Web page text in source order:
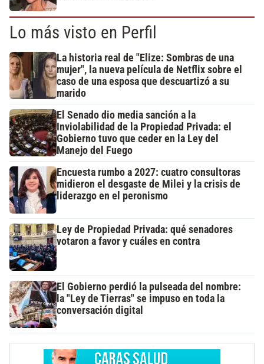
Lo más visto en Perfil
La historia real de "Elize: Sombras de una
mujer", la nueva película de Netflix sobre el
caso de una esposa que descuartizó a su
marido
El Senado dio media sanción a la
Inviolabilidad de la Propiedad Privada: el
Gobierno tuvo que ceder en la Ley del
Manejo del Fuego
Encuesta rumbo a 2027: cuatro consultoras
midieron el desgaste de Milei y la crisis de
liderazgo en el peronismo
Ley de Propiedad Privada: qué senadores
votaron a favor y cuáles en contra
El Gobierno perdió la pulseada del nombre:
la "Ley de Tierras" se impuso en toda la
conversación digital